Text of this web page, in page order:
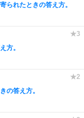
られたときの答え方。
方。
の答え方。